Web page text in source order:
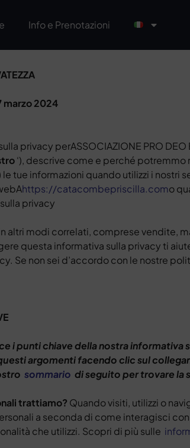
Info e Prenotazioni
marzo 2024
privacy perASSOCIAZIONE PRO DEO
‘), descrive come e perché potremmo
le tue informazioni quando utilizzi i nostri
https://catacombepriscilla.como
privacy
altri modi correlati, comprese vendite,
questa informativa sulla privacy ti
Se non sei d’accordo con le nostre
i punti chiave della nostra informativa
argomenti facendo clic sul
sommario di seguito per trovare la
trattiamo? Quando visiti, utilizzi o
a seconda di come interagisci
che utilizzi. Scopri di più sulle